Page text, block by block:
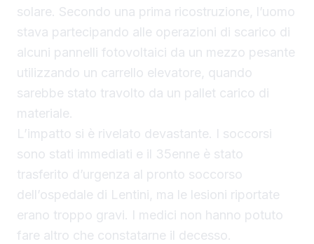
solare. Secondo una prima ricostruzione, l’uomo
stava partecipando alle operazioni di scarico di
alcuni pannelli fotovoltaici da un mezzo pesante
utilizzando un carrello elevatore, quando
sarebbe stato travolto da un pallet carico di
materiale.
L’impatto si è rivelato devastante. I soccorsi
sono stati immediati e il 35enne è stato
trasferito d’urgenza al pronto soccorso
dell’ospedale di Lentini, ma le lesioni riportate
erano troppo gravi. I medici non hanno potuto
fare altro che constatarne il decesso.